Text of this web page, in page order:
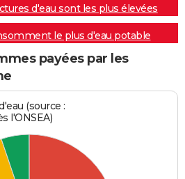
d'eau sont les plus élevées
le plus d'eau potable
payées par les
(source :
l'ONSEA)